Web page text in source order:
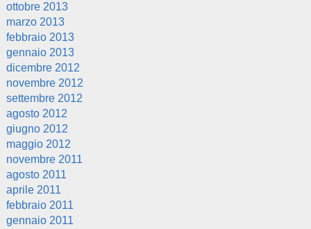
ottobre 2013
marzo 2013
febbraio 2013
gennaio 2013
dicembre 2012
novembre 2012
settembre 2012
agosto 2012
giugno 2012
maggio 2012
novembre 2011
agosto 2011
aprile 2011
febbraio 2011
gennaio 2011